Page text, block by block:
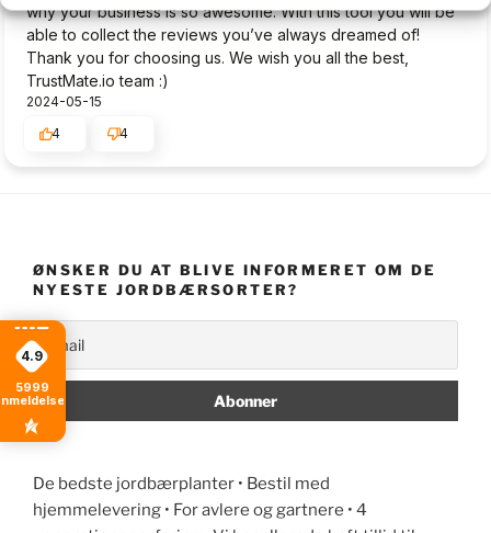
why your business is so awesome. With this tool you will be
able to collect the reviews you’ve always dreamed of!
Thank you for choosing us. We wish you all the best,
TrustMate.io team :)
2024-05-15
4
4
ØNSKER DU AT BLIVE INFORMERET OM DE
NYESTE JORDBÆRSORTER?
De bedste jordbærplanter • Bestil med
hjemmelevering • For avlere og gartnere • 4
4.9
5999